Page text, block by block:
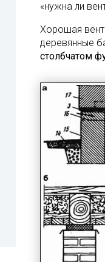
«нужна ли
Хорошая
деревянные
столбчатом